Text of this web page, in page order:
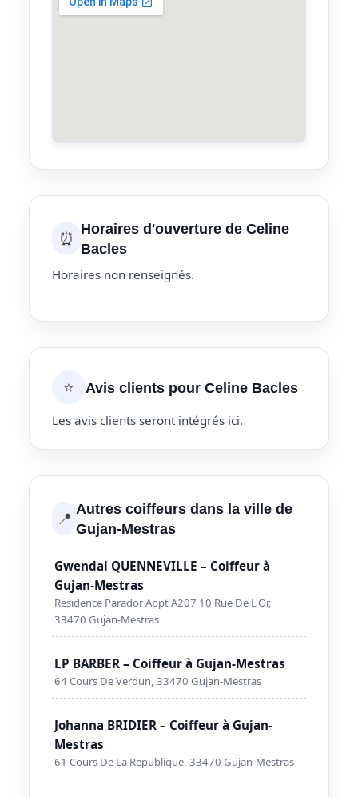
⏰ Horaires d'ouverture de Celine
Bacles
Horaires non renseignés.
⭐ Avis clients pour Celine Bacles
Les avis clients seront intégrés ici.
📍 Autres coiffeurs dans la ville de
Gujan-Mestras
Gwendal QUENNEVILLE – Coiffeur à
Gujan-Mestras
Residence Parador Appt A207 10 Rue De L'Or,
33470 Gujan-Mestras
LP BARBER – Coiffeur à Gujan-Mestras
64 Cours De Verdun, 33470 Gujan-Mestras
Johanna BRIDIER – Coiffeur à Gujan-
Mestras
61 Cours De La Republique, 33470 Gujan-Mestras